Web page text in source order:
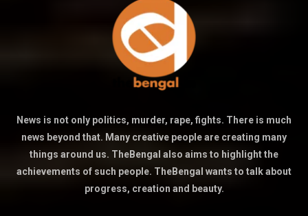
News is not only politics, murder, rape, fights. There is much
news beyond that. Many creative people are creating many
things around us. TheBengal also aims to highlight the
achievements of such people. TheBengal wants to talk about
progress, creation and beauty.